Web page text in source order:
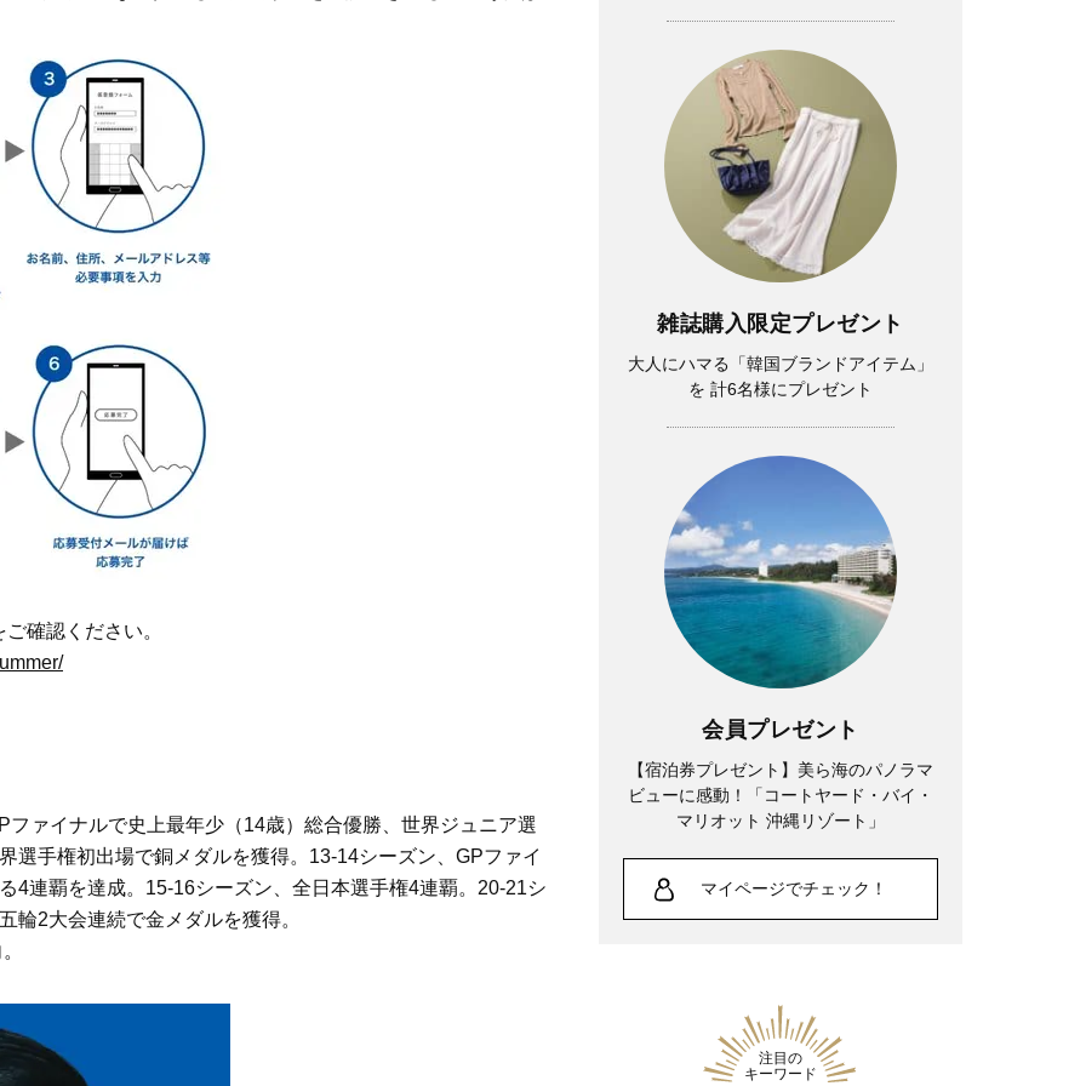
確認ください。
ァイナルで史上最年少（14歳）総合優勝、世界ジュニア選
選手権初出場で銅メダルを獲得。13-14シーズン、GPファイ
4連覇を達成。15-16シーズン、全日本選手権4連覇。20-21シ
輪2大会連続で金メダルを獲得。
雑誌購入限定プレゼント
大人にハマる「韓国ブランドアイテム」
を 計6名様にプレゼント
会員プレゼント
【宿泊券プレゼント】美ら海のパノラマ
ビューに感動！「コートヤード・バイ・
マリオット 沖縄リゾート」
マイページでチェック！
注目の
キーワード